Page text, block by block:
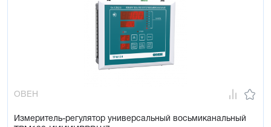
ОВЕН
Измеритель-регулятор универсальный восьмиканальный